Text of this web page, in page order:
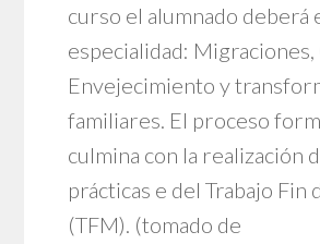
curso el alumnado deberá
especialidad:
Envejecimiento y
familiares. El proceso
culmina con la realización
prácticas e del Trabajo Fin
(TFM). (tomado de